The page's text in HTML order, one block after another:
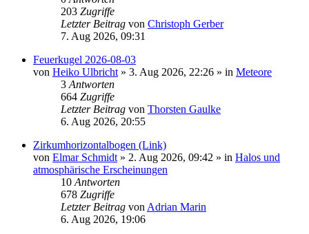
203 Zugriffe
Letzter Beitrag von Christoph Gerber
7. Aug 2026, 09:31
Feuerkugel 2026-08-03
von Heiko Ulbricht » 3. Aug 2026, 22:26 » in Meteore
3 Antworten
664 Zugriffe
Letzter Beitrag von Thorsten Gaulke
6. Aug 2026, 20:55
Zirkumhorizontalbogen (Link)
von Elmar Schmidt » 2. Aug 2026, 09:42 » in Halos und
atmosphärische Erscheinungen
10 Antworten
678 Zugriffe
Letzter Beitrag von Adrian Marin
6. Aug 2026, 19:06